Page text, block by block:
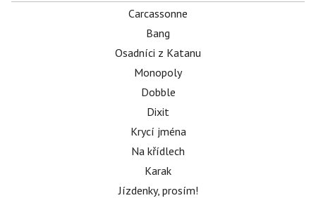
Carcassonne
Bang
Osadníci z Katanu
Monopoly
Dobble
Dixit
Krycí jména
Na křídlech
Karak
Jízdenky, prosím!